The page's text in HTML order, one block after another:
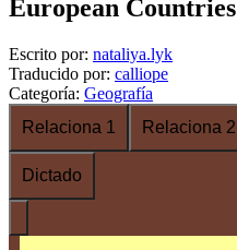
European Countries
Escrito por: nataliya.lyk
Traducido por: calliope
Categoría: Geografía
Relaciona 1
Relaciona 2
Dictado